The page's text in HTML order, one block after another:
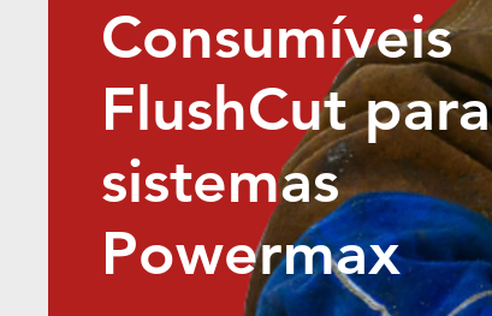
Consumíveis
FlushCut para
sistemas
Powermax